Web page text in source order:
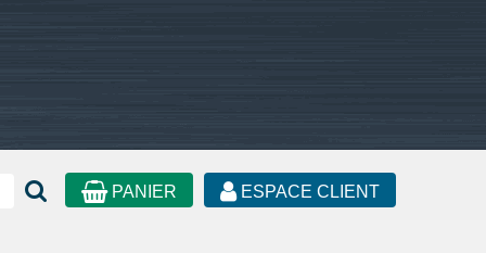
PANIER ESPACE CLIENT